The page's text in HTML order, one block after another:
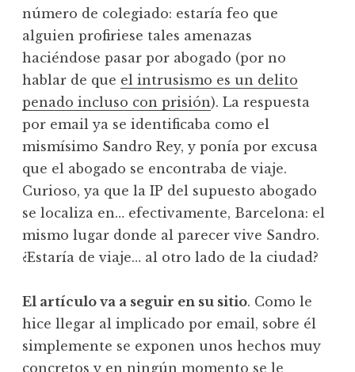
número de colegiado: estaría feo que
alguien profiriese tales amenazas
haciéndose pasar por abogado (por no
hablar de que el intrusismo es un delito
penado incluso con prisión). La respuesta
por email ya se identificaba como el
mismísimo Sandro Rey, y ponía por excusa
que el abogado se encontraba de viaje.
Curioso, ya que la IP del supuesto abogado
se localiza en… efectivamente, Barcelona: el
mismo lugar donde al parecer vive Sandro.
¿Estaría de viaje… al otro lado de la ciudad?
El artículo va a seguir en su sitio. Como le
hice llegar al implicado por email, sobre él
simplemente se exponen unos hechos muy
concretos y en ningún momento se le